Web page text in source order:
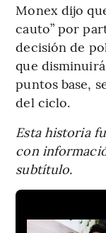
Monex dijo
cauto” por
decisión de
que
puntos base,
del ciclo.
Esta historia
con
subtítulo.